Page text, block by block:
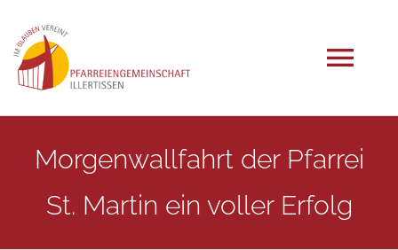
Inhalt
springen
AKTUELLES
Morgenwallfahrt der Pfarrei
St. Martin ein voller Erfolg